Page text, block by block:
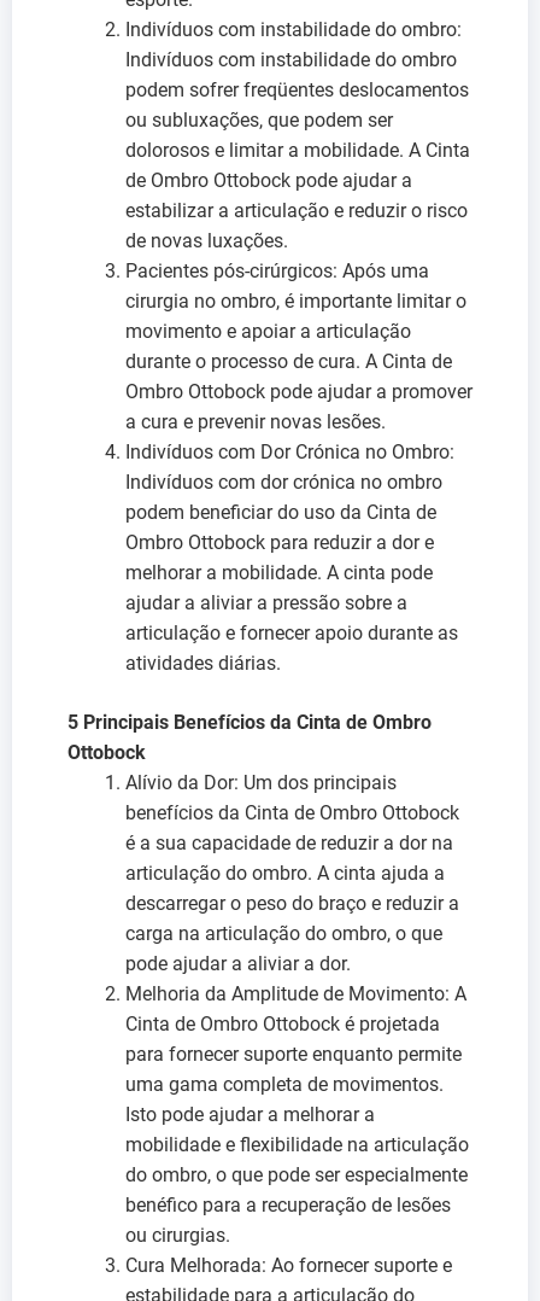
Indivíduos com instabilidade do ombro:
Indivíduos com instabilidade do ombro
podem sofrer freqüentes deslocamentos
ou subluxações, que podem ser
dolorosos e limitar a mobilidade. A Cinta
de Ombro Ottobock pode ajudar a
estabilizar a articulação e reduzir o risco
de novas luxações.
Pacientes pós-cirúrgicos: Após uma
cirurgia no ombro, é importante limitar o
movimento e apoiar a articulação
durante o processo de cura. A Cinta de
Ombro Ottobock pode ajudar a promover
a cura e prevenir novas lesões.
Indivíduos com Dor Crónica no Ombro:
Indivíduos com dor crónica no ombro
podem beneficiar do uso da Cinta de
Ombro Ottobock para reduzir a dor e
melhorar a mobilidade. A cinta pode
ajudar a aliviar a pressão sobre a
articulação e fornecer apoio durante as
atividades diárias.
5 Principais Benefícios da Cinta de Ombro
Ottobock
Alívio da Dor: Um dos principais
benefícios da Cinta de Ombro Ottobock
é a sua capacidade de reduzir a dor na
articulação do ombro. A cinta ajuda a
descarregar o peso do braço e reduzir a
carga na articulação do ombro, o que
pode ajudar a aliviar a dor.
Melhoria da Amplitude de Movimento: A
Cinta de Ombro Ottobock é projetada
para fornecer suporte enquanto permite
uma gama completa de movimentos.
Isto pode ajudar a melhorar a
mobilidade e flexibilidade na articulação
do ombro, o que pode ser especialmente
benéfico para a recuperação de lesões
ou cirurgias.
Cura Melhorada: Ao fornecer suporte e
estabilidade para a articulação do